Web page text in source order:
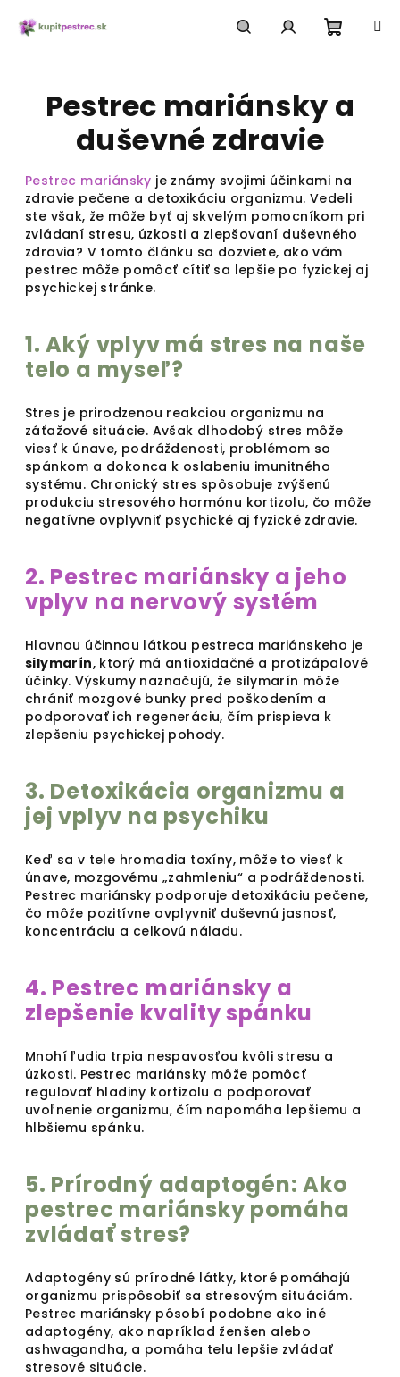
košík
Pestrec mariánsky a
duševné zdravie
Pestrec mariánsky je známy svojimi účinkami na
zdravie pečene a detoxikáciu organizmu. Vedeli
ste však, že môže byť aj skvelým pomocníkom pri
zvládaní stresu, úzkosti a zlepšovaní duševného
zdravia? V tomto článku sa dozviete, ako vám
pestrec môže pomôcť cítiť sa lepšie po fyzickej aj
psychickej stránke.
1. Aký vplyv má stres na naše
telo a myseľ?
Stres je prirodzenou reakciou organizmu na
záťažové situácie. Avšak dlhodobý stres môže
viesť k únave, podráždenosti, problémom so
spánkom a dokonca k oslabeniu imunitného
systému. Chronický stres spôsobuje zvýšenú
produkciu stresového hormónu kortizolu, čo môže
negatívne ovplyvniť psychické aj fyzické zdravie.
2. Pestrec mariánsky a jeho
vplyv na nervový systém
Hlavnou účinnou látkou pestreca mariánskeho je
silymarín, ktorý má antioxidačné a protizápalové
účinky. Výskumy naznačujú, že silymarín môže
chrániť mozgové bunky pred poškodením a
podporovať ich regeneráciu, čím prispieva k
zlepšeniu psychickej pohody.
3. Detoxikácia organizmu a
jej vplyv na psychiku
Keď sa v tele hromadia toxíny, môže to viesť k
únave, mozgovému „zahmleniu“ a podráždenosti.
Pestrec mariánsky podporuje detoxikáciu pečene,
čo môže pozitívne ovplyvniť duševnú jasnosť,
koncentráciu a celkovú náladu.
4. Pestrec mariánsky a
zlepšenie kvality spánku
Mnohí ľudia trpia nespavosťou kvôli stresu a
úzkosti. Pestrec mariánsky môže pomôcť
regulovať hladiny kortizolu a podporovať
uvoľnenie organizmu, čím napomáha lepšiemu a
hlbšiemu spánku.
5. Prírodný adaptogén: Ako
pestrec mariánsky pomáha
zvládať stres?
Adaptogény sú prírodné látky, ktoré pomáhajú
organizmu prispôsobiť sa stresovým situáciám.
Pestrec mariánsky pôsobí podobne ako iné
adaptogény, ako napríklad ženšen alebo
ashwagandha, a pomáha telu lepšie zvládať
stresové situácie.